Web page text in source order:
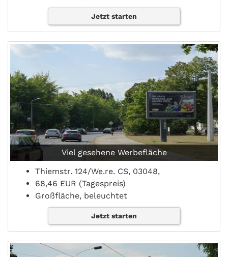
Jetzt starten
Viel gesehene Werbefläche
Thiemstr. 124/We.re. CS, 03048,
68,46 EUR (Tagespreis)
Großfläche, beleuchtet
Jetzt starten